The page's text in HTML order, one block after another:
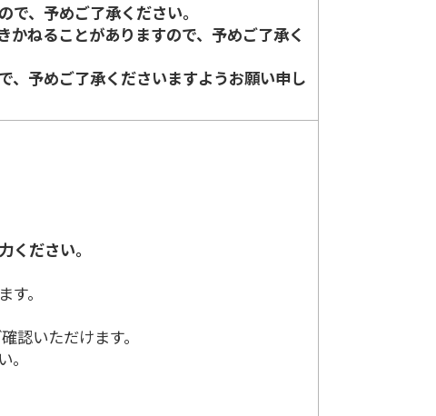
、予めご了承ください。
ねることがありますので、予めご了承く
予めご了承くださいますようお願い申し
ださい。
。
認いただけます。